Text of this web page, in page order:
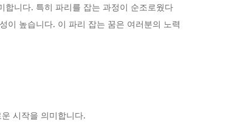
합니다. 특히 파리를 잡는 과정이 순조로웠다
이 높습니다. 이 파리 잡는 꿈은 여러분의 노력
시작을 의미합니다.